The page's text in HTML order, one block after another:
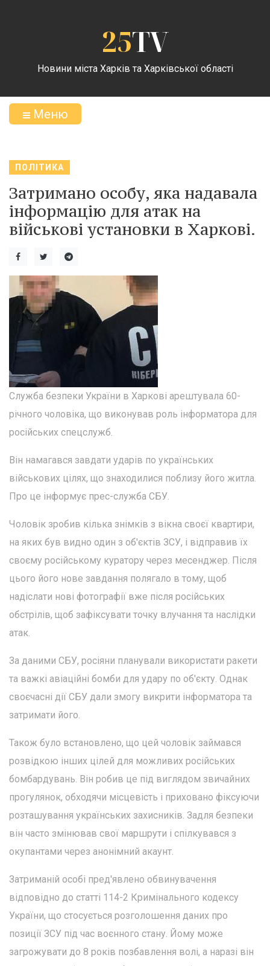
25TV
Новини міста Харків та Харківської області
Меню
ПОЛІТИКА
Затримано особу, яка надавала
інформацію для атак на
військові установки в Харкові.
Служба безпеки України в Харкові арештувала 60-
річного чоловіка, що виконував роль інформатора для
російських спецслужб.
Він намагався завдати ударів по українських
військових цілях, що знаходилися поблизу його житла.
Про це інформує прес-служба СБУ.
Чоловік зробив кілька знімків з вікна своєї квартири,
на яких був видно один з об'єктів ЗСУ, і відправив їх
своєму російському куратору через месенджер. Після
цього його нове завдання полягало в тому, щоб
надіслати нові фотографії вже після російських
обстрілів, щоб зафіксувати точку влучання та наслідки
атак.
За даними СБУ, росіяни планували використати ракети
та важкі авіаційні бомби для удару по об'єкту. Однак
своєчасні дії СБУ дали змогу викрити інформатора та
затримати його.
Також було встановлено, що цей чоловік займався
розвідкою інших цілей для можливих російських
бомбардувань. Він робив це під виглядом звичайних
прогулянок, обходячи місцевість і приховано фіксуючи
розташування українських захисників. Задля безпеки
він часто змінював свої маршрути і спілкувався з
окупантами через анонімний акаунт.
Затриманій особі пред'явлено обвинувачення
відповідно до статті 114-2 Кримінального кодексу
України, що стосується розголошення даних про
позиції ЗСУ під час воєнного стану. Йому може
загрожувати до 8 років позбавлення волі, а наразі він